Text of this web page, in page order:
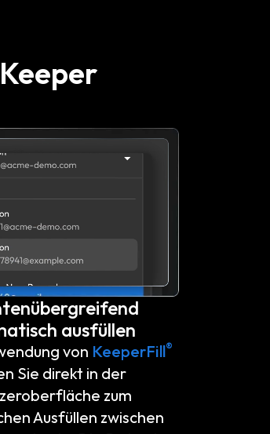
ausfüllen
von KeeperFill®
Sie direkt in der
zum
Ausfüllen zwischen